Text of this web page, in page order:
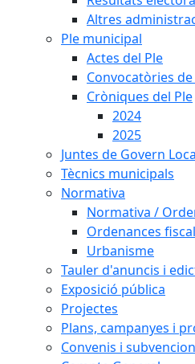
Altres
Ple municipal
Actes del Ple
Convocatòries
Cròniques del Ple
2024
2025
Juntes de Govern
Tècnics municipals
Normativa
Normativa /
Ordenances
Urbanisme
Tauler d'anuncis i
Exposició pública
Projectes
Plans, campanyes i
Convenis i